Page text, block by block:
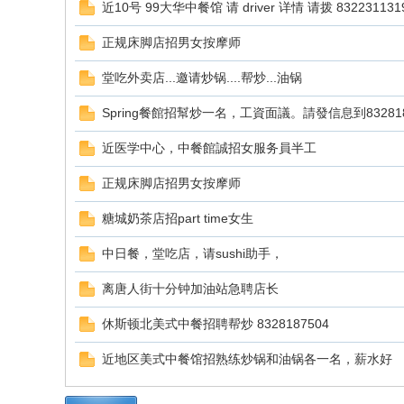
近10号 99大华中餐馆 请 driver 详情 请拨
正规床脚店招男女按摩师
堂吃外卖店...邀请炒锅....帮炒...油锅
Spring餐館招幫炒一名，工資面議。請發信息到
近医学中心，中餐館誠招女服务員半工
正规床脚店招男女按摩师
糖城奶茶店招part time女生
中日餐，堂吃店，请sushi助手，
离唐人街十分钟加油站急聘店长
休斯顿北美式中餐招聘帮炒 8328187504
近地区美式中餐馆招熟练炒锅和油锅各一名，薪水好